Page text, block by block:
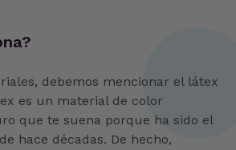
debemos mencionar el látex
es un material de color
que te suena porque ha sido el
hace décadas. De hecho,